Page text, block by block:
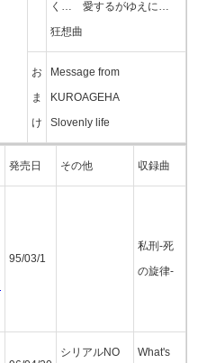
く… 愛するがゆえに…
狂想曲
お
ま
け
Message from
KUROAGEHA
Slovenly life
発売日 その他 収録曲
95/03/1
私刑-死
の旋律-
シリアルNO What's